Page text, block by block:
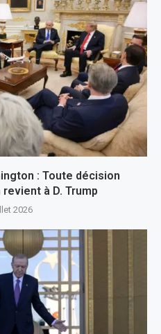
: Toute décision
à D. Trump
2026